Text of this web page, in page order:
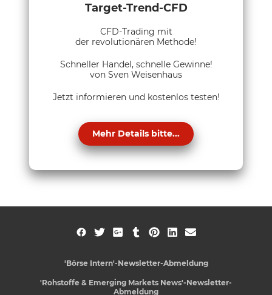
Target-Trend-CFD
CFD-Trading mit
der revolutionären Methode!
Schneller Handel, schnelle Gewinne!
von Sven Weisenhaus
Jetzt informieren und kostenlos testen!
Mehr Details bitte...
'Börse Intern'-Newsletter-Abmeldung
'Rohstoffe & Emerging Markets News'-Newsletter-
Abmeldung